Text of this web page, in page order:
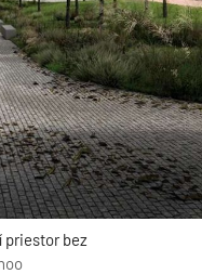
priestor bez